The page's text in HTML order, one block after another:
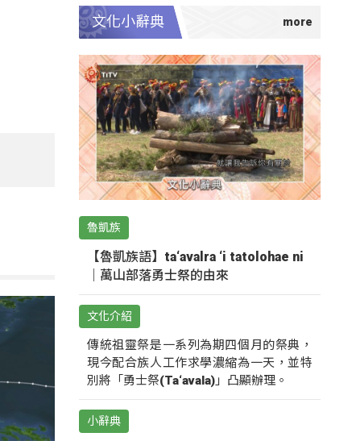
文化小辭典
魯凱族
【魯凱族語】ta‘avalra ‘i tatolohae ni
｜萬山部落勇士祭的由來
文化介紹
傳統祖靈祭是一系列為期四個月的祭典，
現今配合族人工作求學濃縮為一天，並特
別將「勇士祭(Ta‘avala)」凸顯辦理。
小辭典